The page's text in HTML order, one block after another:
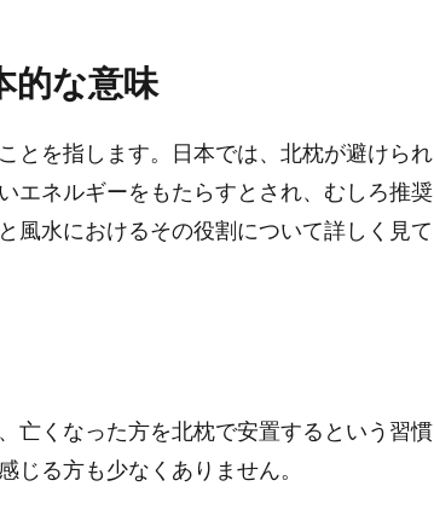
的な意味
とを指します。日本では、北枕が避けられ
エネルギーをもたらすとされ、むしろ推奨
風水におけるその役割について詳しく見て
亡くなった方を北枕で安置するという習慣
じる方も少なくありません。